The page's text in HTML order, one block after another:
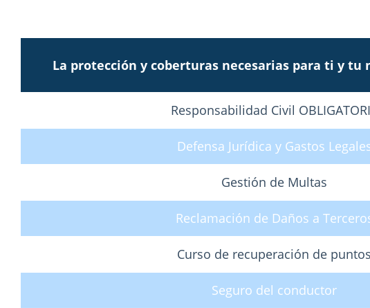
La protección y coberturas necesarias para ti y tu
Responsabilidad Civil
Defensa Jurídica y Gastos
Gestión de Multas
Reclamación de Daños a
Curso de recuperación de puntos
Seguro del conductor